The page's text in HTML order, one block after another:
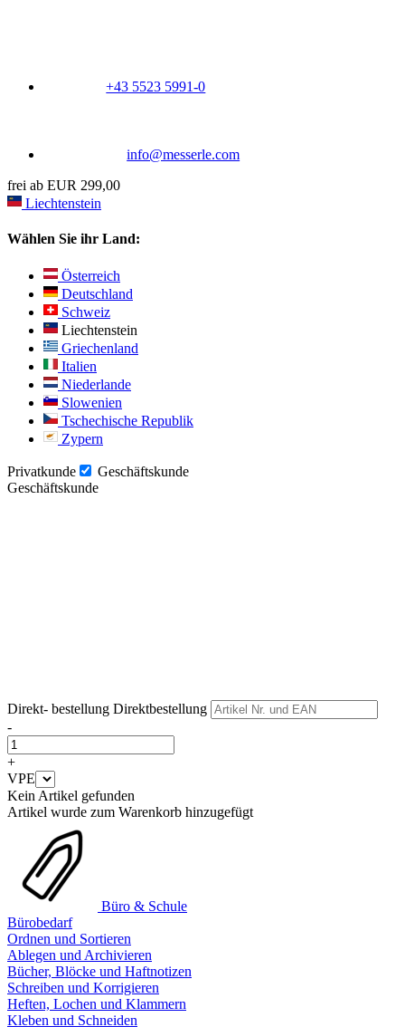
+43 5523 5991-0
info@messerle.com
frei ab EUR 299,00
Liechtenstein
Wählen Sie ihr Land:
Österreich
Deutschland
Schweiz
Liechtenstein
Griechenland
Italien
Niederlande
Slowenien
Tschechische Republik
Zypern
Privatkunde
Geschäftskunde
Geschäftskunde
Direkt- bestellung Direktbestellung
-
+
VPE
Kein Artikel gefunden
Artikel wurde zum Warenkorb hinzugefügt
Büro & Schule
Bürobedarf
Ordnen und Sortieren
Ablegen und Archivieren
Bücher, Blöcke und Haftnotizen
Schreiben und Korrigieren
Heften, Lochen und Klammern
Kleben und Schneiden